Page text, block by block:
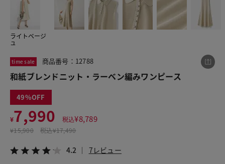
ライトベージ
ュ
time sale 商品番号：12788
和紙ブレンドニット・ラーベン編みワンピース
49
¥7,990 税込¥8,789
¥15,900 税込¥17,490
4.2 7レビュー
この商品をシェアする
¥7,990
税込¥8,789